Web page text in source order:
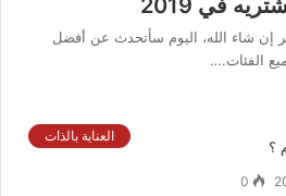
في 2019
إن شاء الله، اليوم سأتحدث عن أفضل
العناية بالذات
0